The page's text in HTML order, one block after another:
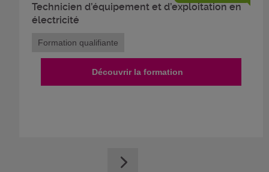
Technicien d’équipement et d’exploitation en
électricité
Formation qualifiante
Découvrir la formation